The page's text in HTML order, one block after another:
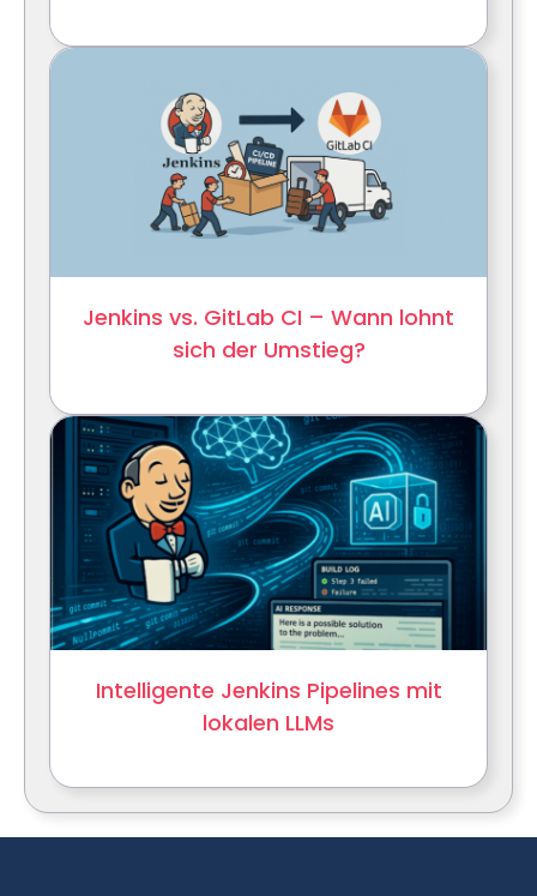
Jenkins vs. GitLab CI – Wann lohnt
sich der Umstieg?
Intelligente Jenkins Pipelines mit
lokalen LLMs